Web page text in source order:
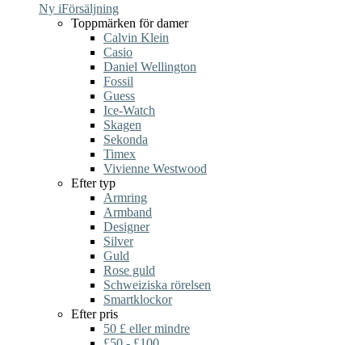
Ny iFörsäljning
Toppmärken för damer
Calvin Klein
Casio
Daniel Wellington
Fossil
Guess
Ice-Watch
Skagen
Sekonda
Timex
Vivienne Westwood
Efter typ
Armring
Armband
Designer
Silver
Guld
Rose guld
Schweiziska rörelsen
Smartklockor
Efter pris
50 £ eller mindre